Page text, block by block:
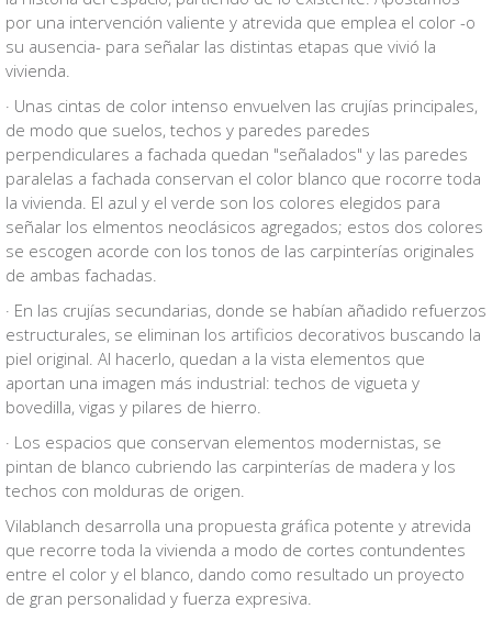
por una intervención valiente y atrevida que emplea el color -o
su ausencia- para señalar las distintas etapas que vivió la
vivienda.
· Unas cintas de color intenso envuelven las crujías principales,
de modo que suelos, techos y paredes paredes
perpendiculares a fachada quedan "señalados" y las paredes
paralelas a fachada conservan el color blanco que rocorre toda
la vivienda. El azul y el verde son los colores elegidos para
señalar los elmentos neoclásicos agregados; estos dos colores
se escogen acorde con los tonos de las carpinterías originales
de ambas fachadas.
· En las crujías secundarias, donde se habían añadido refuerzos
estructurales, se eliminan los artificios decorativos buscando la
piel original. Al hacerlo, quedan a la vista elementos que
aportan una imagen más industrial: techos de vigueta y
bovedilla, vigas y pilares de hierro.
· Los espacios que conservan elementos modernistas, se
pintan de blanco cubriendo las carpinterías de madera y los
techos con molduras de origen.
Vilablanch desarrolla una propuesta gráfica potente y atrevida
que recorre toda la vivienda a modo de cortes contundentes
entre el color y el blanco, dando como resultado un proyecto
de gran personalidad y fuerza expresiva.